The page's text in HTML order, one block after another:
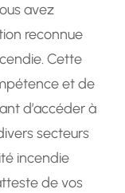
avez
reconnue
Cette
et de
d’accéder à
secteurs
incendie
de vos